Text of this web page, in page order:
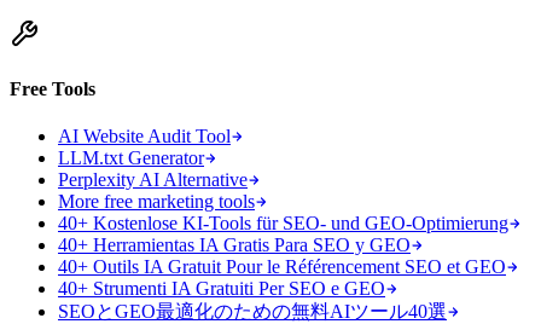
Free Tools
AI Website Audit Tool
LLM.txt Generator
Perplexity AI Alternative
More free marketing tools
40+ Kostenlose KI-Tools für SEO- und GEO-Optimierung
40+ Herramientas IA Gratis Para SEO y GEO
40+ Outils IA Gratuit Pour le Référencement SEO et GEO
40+ Strumenti IA Gratuiti Per SEO e GEO
SEOとGEO最適化のための無料AIツール40選